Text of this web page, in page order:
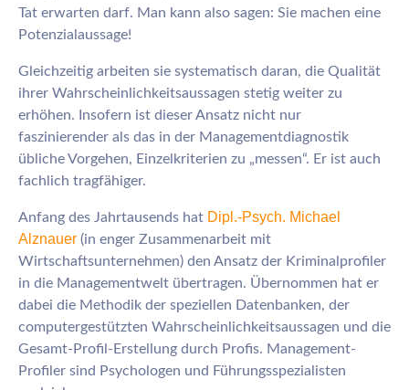
Tat erwarten darf. Man kann also sagen: Sie machen eine
Potenzialaussage!
Gleichzeitig arbeiten sie systematisch daran, die Qualität
ihrer Wahrscheinlichkeitsaussagen stetig weiter zu
erhöhen. Insofern ist dieser Ansatz nicht nur
faszinierender als das in der Managementdiagnostik
übliche Vorgehen, Einzelkriterien zu „messen“. Er ist auch
fachlich tragfähiger.
Anfang des Jahrtausends hat Dipl.-Psych. Michael
Alznauer (in enger Zusammenarbeit mit
Wirtschaftsunternehmen) den Ansatz der Kriminalprofiler
in die Managementwelt übertragen. Übernommen hat er
dabei die Methodik der speziellen Datenbanken, der
computergestützten Wahrscheinlichkeitsaussagen und die
Gesamt-Profil-Erstellung durch Profis. Management-
Profiler sind Psychologen und Führungsspezialisten